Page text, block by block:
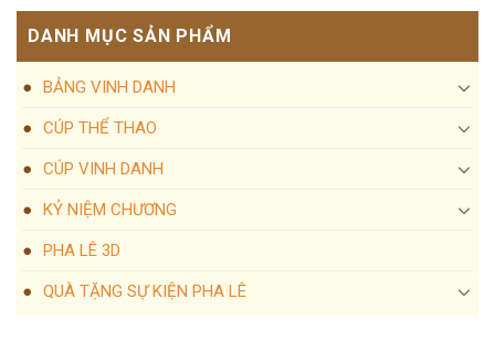
DANH MỤC SẢN PHẨM
BẢNG VINH DANH
CÚP THỂ THAO
CÚP VINH DANH
KỶ NIỆM CHƯƠNG
PHA LÊ 3D
QUÀ TẶNG SỰ KIỆN PHA LÊ